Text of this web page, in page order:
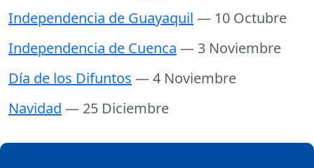
Independencia de Guayaquil — 10 Octubre
Independencia de Cuenca — 3 Noviembre
Día de los Difuntos — 4 Noviembre
Navidad — 25 Diciembre